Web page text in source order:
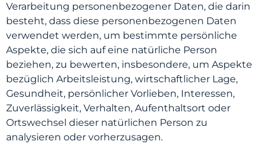
Verarbeitung personenbezogener Daten, die darin
besteht, dass diese personenbezogenen Daten
verwendet werden, um bestimmte persönliche
Aspekte, die sich auf eine natürliche Person
beziehen, zu bewerten, insbesondere, um Aspekte
bezüglich Arbeitsleistung, wirtschaftlicher Lage,
Gesundheit, persönlicher Vorlieben, Interessen,
Zuverlässigkeit, Verhalten, Aufenthaltsort oder
Ortswechsel dieser natürlichen Person zu
analysieren oder vorherzusagen.